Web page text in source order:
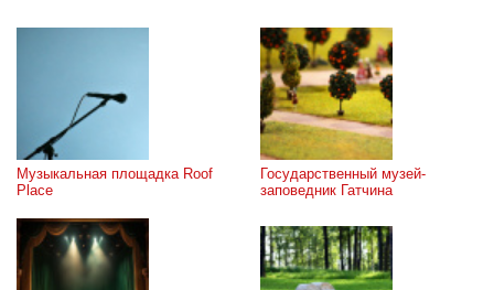
Музыкальная площадка Roof
Place
Государственный музей-
заповедник Гатчина